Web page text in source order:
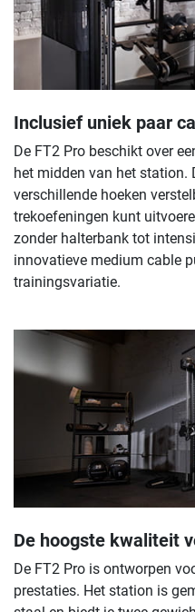
Inclusief uniek paar
De FT2 Pro beschikt over
het midden van het station.
verschillende hoeken
trekoefeningen kunt
zonder halterbank tot
innovatieve medium cable
trainingsvariatie.
De hoogste kwaliteit
De FT2 Pro is ontworpen
prestaties. Het station is